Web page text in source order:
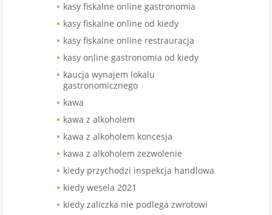
kasy fiskalne online gastronomia
kasy fiskalne online od kiedy
kasy fiskalne online restrauracja
kasy online gastronomia od kiedy
kaucja wynajem lokalu
gastronomicznego
kawa
kawa z alkoholem
kawa z alkoholem koncesja
kawa z alkoholem zezwolenie
kiedy przychodzi inspekcja handlowa
kiedy wesela 2021
kiedy zaliczka nie podlega zwrotowi